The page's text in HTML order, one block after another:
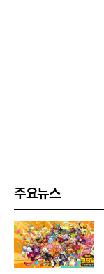
주요뉴스